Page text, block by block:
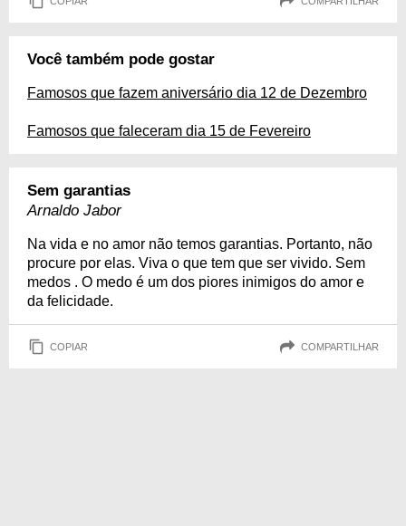
Você também pode gostar
Famosos que fazem aniversário dia 12 de Dezembro
Famosos que faleceram dia 15 de Fevereiro
Sem garantias
Arnaldo Jabor
Na vida e no amor não temos garantias. Portanto, não
procure por elas. Viva o que tem que ser vivido. Sem
medos . O medo é um dos piores inimigos do amor e
da felicidade.
COPIAR COMPARTILHAR